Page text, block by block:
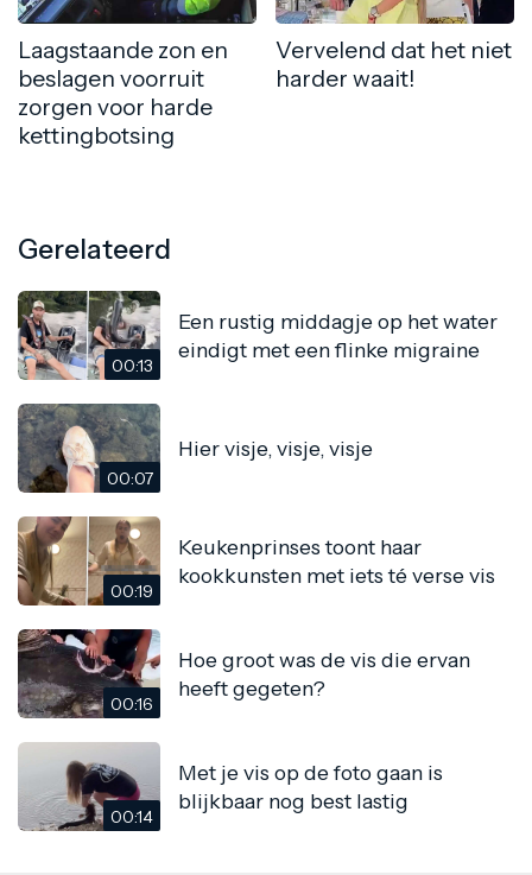
Laagstaande zon en
beslagen voorruit
zorgen voor harde
kettingbotsing
Vervelend dat het niet
harder waait!
Gerelateerd
00:13
Een rustig middagje op het water
eindigt met een flinke migraine
00:07
Hier visje, visje, visje
00:19
Keukenprinses toont haar
kookkunsten met iets té verse vis
00:16
Hoe groot was de vis die ervan
heeft gegeten?
00:14
Met je vis op de foto gaan is
blijkbaar nog best lastig